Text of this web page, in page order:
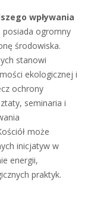
wpływania
posiada ogromny
środowiska.
stanowi
ekologicznej i
ochrony
seminaria i
może
inicjatyw w
energii,
praktyk.